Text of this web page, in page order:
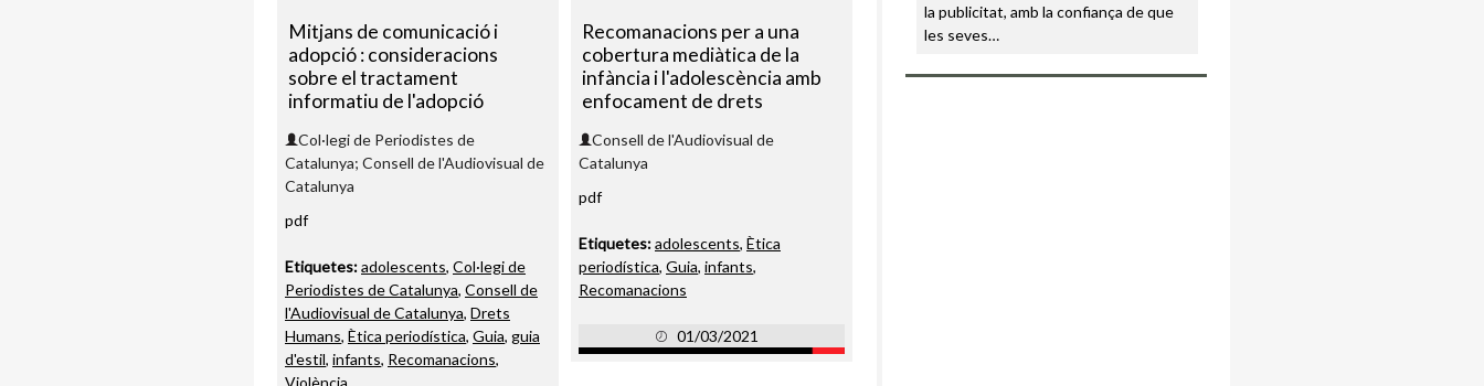
Mitjans de comunicació i
adopció : consideracions
sobre el tractament
informatiu de l'adopció
Col·legi de Periodistes de
Catalunya; Consell de l'Audiovisual de
Catalunya
pdf
Etiquetes:adolescents, Col·legi de
Periodistes de Catalunya, Consell de
l'Audiovisual de Catalunya, Drets
Humans, Ètica periodística, Guia, guia
d'estil, infants, Recomanacions,
Violència
Recomanacions per a una
cobertura mediàtica de la
infància i l'adolescència amb
enfocament de drets
Consell de l'Audiovisual de
Catalunya
pdf
Etiquetes:adolescents, Ètica
periodística, Guia, infants,
Recomanacions
01/03/2021
la publicitat, amb la confiança de que
les seves…